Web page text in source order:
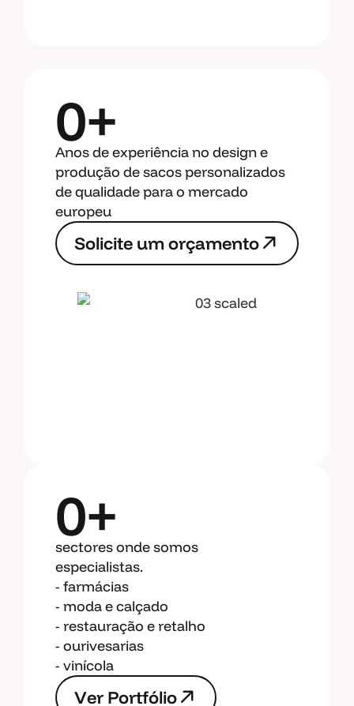
0+
Anos de experiência no design e
produção de sacos personalizados
de qualidade para o mercado
europeu
Solicite umorçamento
Soliciteumorçamento
0+
sectores onde somos
especialistas.
- farmácias
- moda e calçado
- restauração e retalho
- ourivesarias
- vinícola
Ver Portfólio